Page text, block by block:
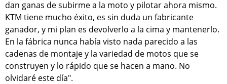
dan ganas de subirme a la moto y pilotar ahora mismo.
KTM tiene mucho éxito, es sin duda un fabricante
ganador, y mi plan es devolverlo a la cima y mantenerlo.
En la fábrica nunca había visto nada parecido a las
cadenas de montaje y la variedad de motos que se
construyen y lo rápido que se hacen a mano. No
olvidaré este día".